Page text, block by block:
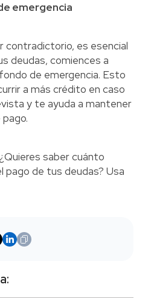
emergencia
contradictorio, es esencial
deudas, comiences a
de emergencia. Esto
a más crédito en caso
y te ayuda a mantener
saber cuánto
pago de tus deudas? Usa